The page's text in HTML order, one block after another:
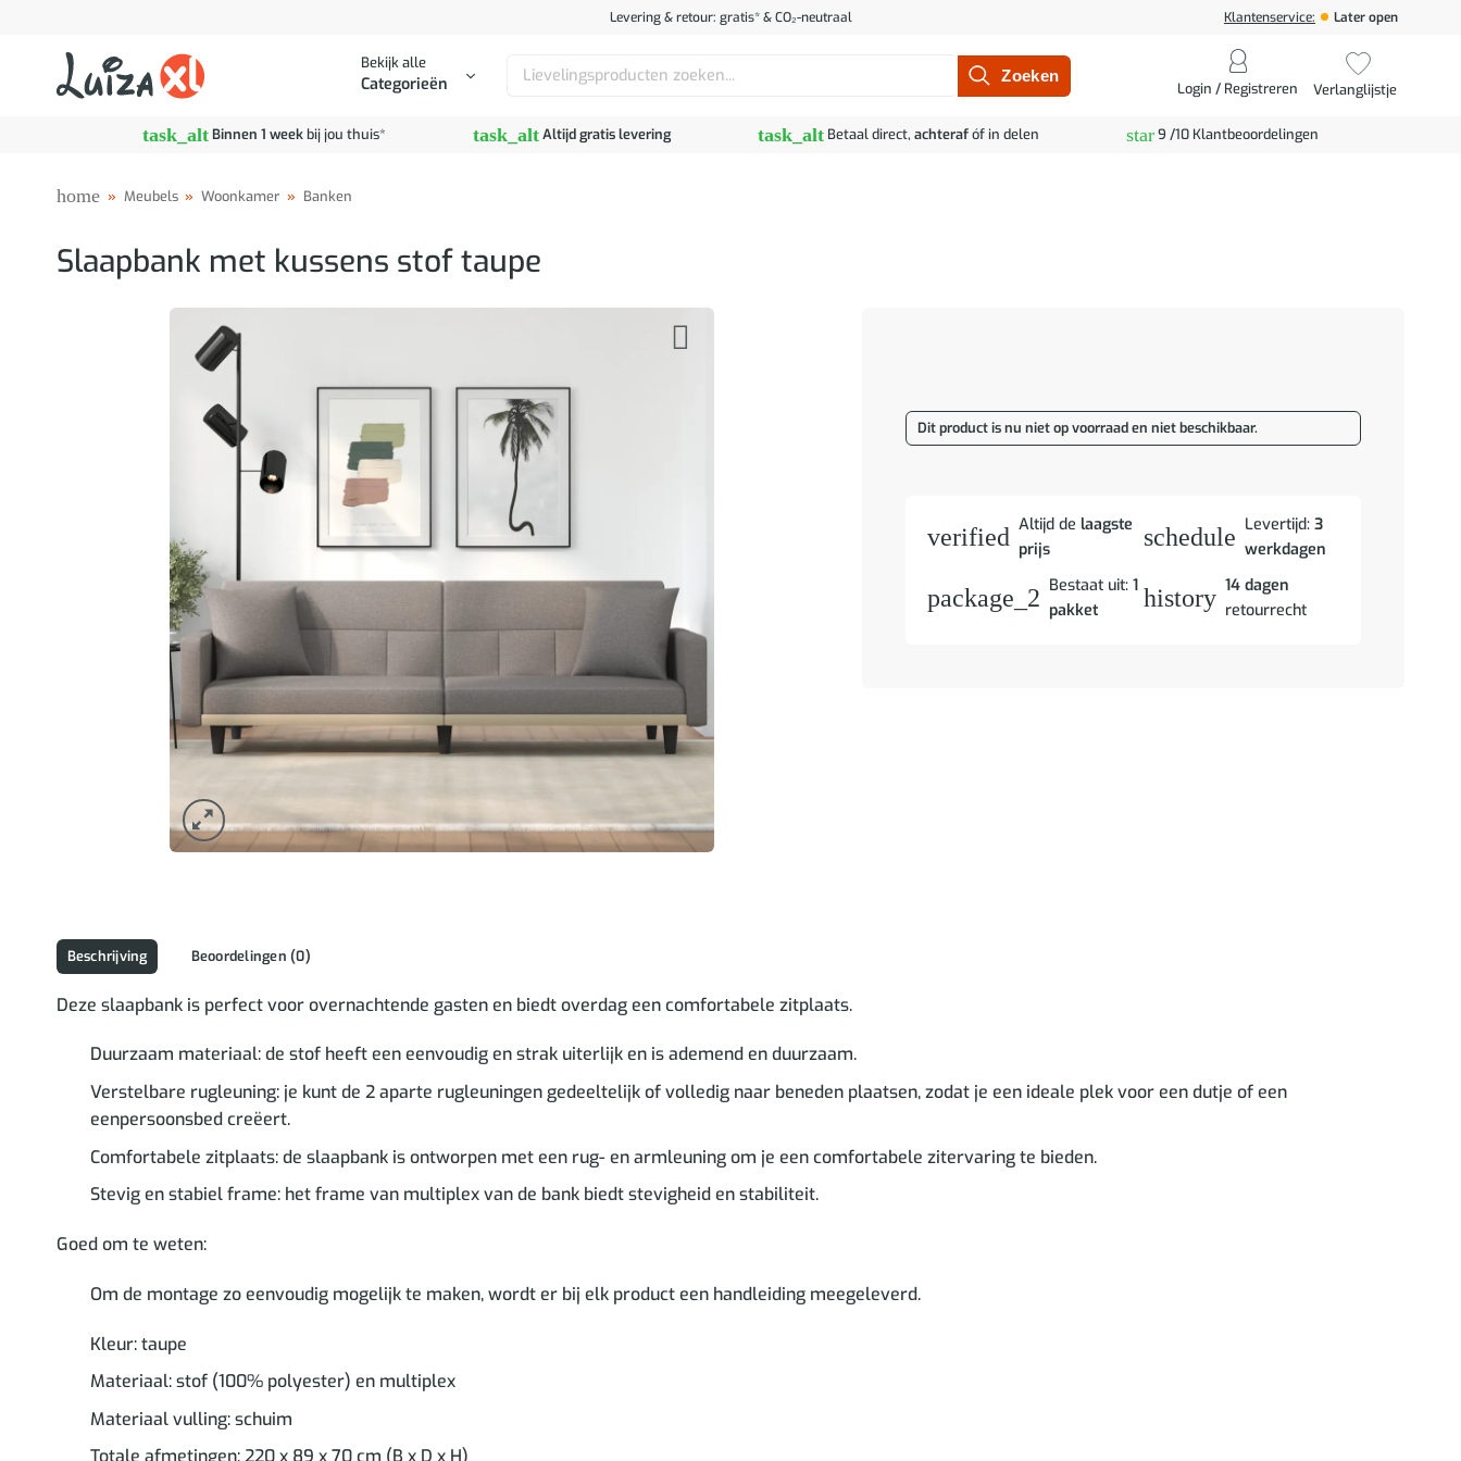
Levering & retour: gratis* & CO₂-neutraal Klantenservice: Later open
Bekijk alle
Categorieën
Zoeken
Login / Registreren Verlanglijstje
task_altBinnen 1 weekbij jou thuis* task_altAltijd gratis levering task_alt Betaal direct, achterafóf in delen star9 /10 Klantbeoordelingen
home » Meubels » Woonkamer » Banken
Slaapbank met kussens stof taupe
Dit product is nu niet op voorraad en niet beschikbaar.
verified Altijd de laagste
prijs
schedule Levertijd:3
werkdagen
package_2 Bestaat uit: 1
pakket
history 14 dagen
retourrecht
Beschrijving Beoordelingen (0)
Deze slaapbank is perfect voor overnachtende gasten en biedt overdag een comfortabele zitplaats.
Duurzaam materiaal: de stof heeft een eenvoudig en strak uiterlijk en is ademend en duurzaam.
Verstelbare rugleuning: je kunt de 2 aparte rugleuningen gedeeltelijk of volledig naar beneden plaatsen, zodat je een ideale plek voor een dutje of een
eenpersoonsbed creëert.
Comfortabele zitplaats: de slaapbank is ontworpen met een rug- en armleuning om je een comfortabele zitervaring te bieden.
Stevig en stabiel frame: het frame van multiplex van de bank biedt stevigheid en stabiliteit.
Goed om te weten:
Om de montage zo eenvoudig mogelijk te maken, wordt er bij elk product een handleiding meegeleverd.
Kleur: taupe
Materiaal: stof (100% polyester) en multiplex
Materiaal vulling: schuim
Totale afmetingen: 220 x 89 x 70 cm (B x D x H)